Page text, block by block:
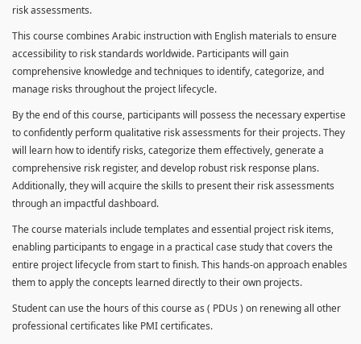
risk assessments.
This course combines Arabic instruction with English materials to ensure
accessibility to risk standards worldwide. Participants will gain
comprehensive knowledge and techniques to identify, categorize, and
manage risks throughout the project lifecycle.
By the end of this course, participants will possess the necessary expertise
to confidently perform qualitative risk assessments for their projects. They
will learn how to identify risks, categorize them effectively, generate a
comprehensive risk register, and develop robust risk response plans.
Additionally, they will acquire the skills to present their risk assessments
through an impactful dashboard.
The course materials include templates and essential project risk items,
enabling participants to engage in a practical case study that covers the
entire project lifecycle from start to finish. This hands-on approach enables
them to apply the concepts learned directly to their own projects.
Student can use the hours of this course as ( PDUs ) on renewing all other
professional certificates like PMI certificates.